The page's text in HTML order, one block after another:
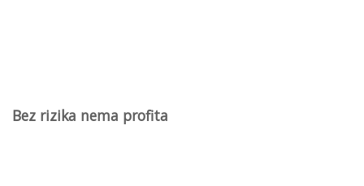
Bez rizika nema profita